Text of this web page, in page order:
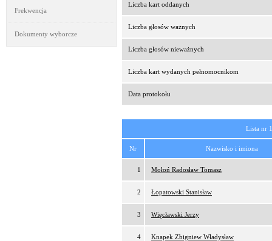
Frekwencja
Dokumenty wyborcze
Liczba kart oddanych
Liczba głosów ważnych
Liczba głosów nieważnych
Liczba kart wydanych pełnomocnikom
Data protokołu
Lista nr
Nr Nazwisko i imiona
1 Mołoń Radosław Tomasz
2 Łopatowski Stanisław
3 Więcławski Jerzy
4 Knapek Zbigniew Władysław